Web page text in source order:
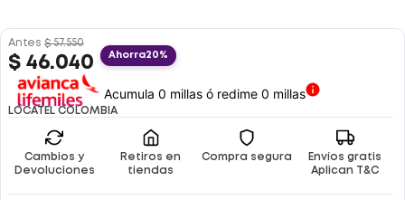
Antes $ 57.550
$ 46.040 Ahorra20%
Acumula 0 millas ó redime 0 millas
LOCATEL COLOMBIA
Cambios y
Devoluciones
Retiros en
tiendas
Compra segura
Envíos gratis
Aplican T&C